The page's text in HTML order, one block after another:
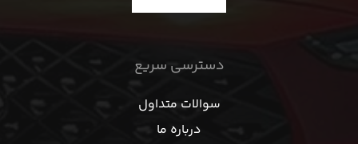
دسترسی سریع
سوالات متداول
درباره ما